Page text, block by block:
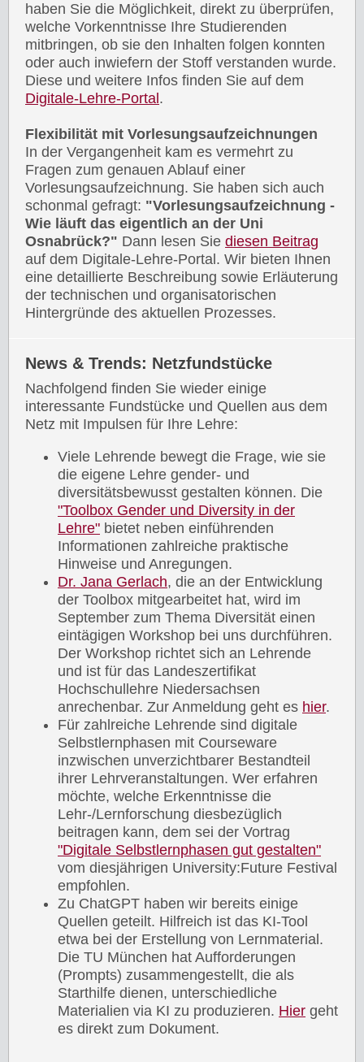
haben Sie die Möglichkeit, direkt zu überprüfen,
welche Vorkenntnisse Ihre Studierenden
mitbringen, ob sie den Inhalten folgen konnten
oder auch inwiefern der Stoff verstanden wurde.
Diese und weitere Infos finden Sie auf dem
Digitale-Lehre-Portal .
Flexibilität mit Vorlesungsaufzeichnungen
In der Vergangenheit kam es vermehrt zu
Fragen zum genauen Ablauf einer
Vorlesungsaufzeichnung. Sie haben sich auch
schonmal gefragt: "Vorlesungsaufzeichnung -
Wie läuft das eigentlich an der Uni
Osnabrück?" Dann lesen Sie diesen Beitrag
auf dem Digitale-Lehre-Portal. Wir bieten Ihnen
eine detaillierte Beschreibung sowie Erläuterung
der technischen und organisatorischen
Hintergründe des aktuellen Prozesses.
News & Trends: Netzfundstücke
Nachfolgend finden Sie wieder einige
interessante Fundstücke und Quellen aus dem
Netz mit Impulsen für Ihre Lehre:
Viele Lehrende bewegt die Frage, wie sie
die eigene Lehre gender- und
diversitätsbewusst gestalten können. Die
"Toolbox Gender und Diversity in der
Lehre" bietet neben einführenden
Informationen zahlreiche praktische
Hinweise und Anregungen.
Dr. Jana Gerlach, die an der Entwicklung
der Toolbox mitgearbeitet hat, wird im
September zum Thema Diversität einen
eintägigen Workshop bei uns durchführen.
Der Workshop richtet sich an Lehrende
und ist für das Landeszertifikat
Hochschullehre Niedersachsen
anrechenbar. Zur Anmeldung geht es hier.
Für zahlreiche Lehrende sind digitale
Selbstlernphasen mit Courseware
inzwischen unverzichtbarer Bestandteil
ihrer Lehrveranstaltungen. Wer erfahren
möchte, welche Erkenntnisse die
Lehr-/Lernforschung diesbezüglich
beitragen kann, dem sei der Vortrag
"Digitale Selbstlernphasen gut gestalten"
vom diesjährigen University:Future Festival
empfohlen.
Zu ChatGPT haben wir bereits einige
Quellen geteilt. Hilfreich ist das KI-Tool
etwa bei der Erstellung von Lernmaterial.
Die TU München hat Aufforderungen
(Prompts) zusammengestellt, die als
Starthilfe dienen, unterschiedliche
Materialien via KI zu produzieren. Hier geht
es direkt zum Dokument.